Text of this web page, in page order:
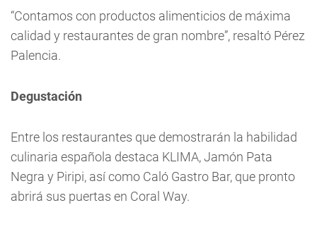
“Contamos con productos alimenticios de máxima
calidad y restaurantes de gran nombre”, resaltó Pérez
Palencia.
Degustación
Entre los restaurantes que demostrarán la habilidad
culinaria española destaca KLIMA, Jamón Pata
Negra y Piripi, así como Caló Gastro Bar, que pronto
abrirá sus puertas en Coral Way.